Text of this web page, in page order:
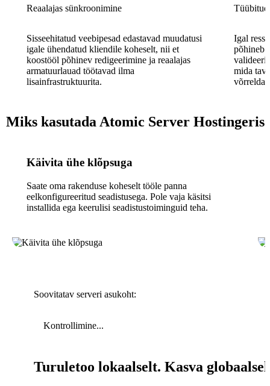
Reaalajas sünkroonimine
Sisseehitatud veebipesad edastavad muudatusi
igale ühendatud kliendile koheselt, nii et
koostööl põhinev redigeerimine ja reaalajas
armatuurlauad töötavad ilma
lisainfrastruktuurita.
Tüübitud
Igal
põhineb
mida
võrrelda.
Miks kasutada Atomic Server Hostingeris
Käivita ühe klõpsuga
Saate oma rakenduse koheselt tööle panna
eelkonfigureeritud seadistusega. Pole vaja käsitsi
installida ega keerulisi seadistustoiminguid teha.
Soovitatav serveri asukoht:
Kontrollimine...
Turuletoo lokaalselt. Kasva